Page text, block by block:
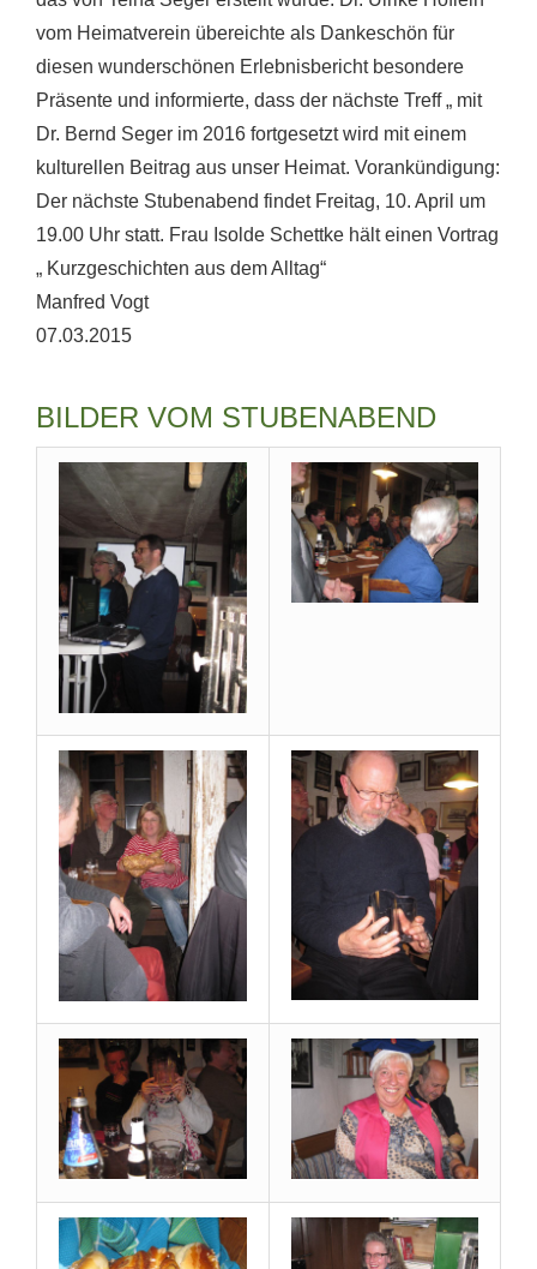
vom Heimatverein übereichte als Dankeschön für
diesen wunderschönen Erlebnisbericht besondere
Präsente und informierte, dass der nächste Treff „ mit
Dr. Bernd Seger im 2016 fortgesetzt wird mit einem
kulturellen Beitrag aus unser Heimat. Vorankündigung:
Der nächste Stubenabend findet Freitag, 10. April um
19.00 Uhr statt. Frau Isolde Schettke hält einen Vortrag
„ Kurzgeschichten aus dem Alltag“
Manfred Vogt
07.03.2015
BILDER VOM STUBENABEND